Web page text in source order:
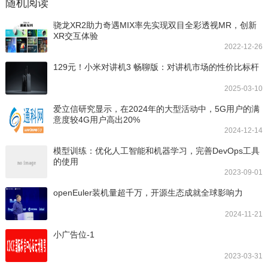
随机阅读
骁龙XR2助力奇遇MIX率先实现双目全彩透视MR，创新
XR交互体验
2022-12-26
129元！小米对讲机3 畅聊版：对讲机市场的性价比标杆
2025-03-10
爱立信研究显示，在2024年的大型活动中，5G用户的满
意度较4G用户高出20%
2024-12-14
模型训练：优化人工智能和机器学习，完善DevOps工具
的使用
2023-09-01
openEuler装机量超千万，开源生态成就全球影响力
2024-11-21
小广告位-1
2023-03-31